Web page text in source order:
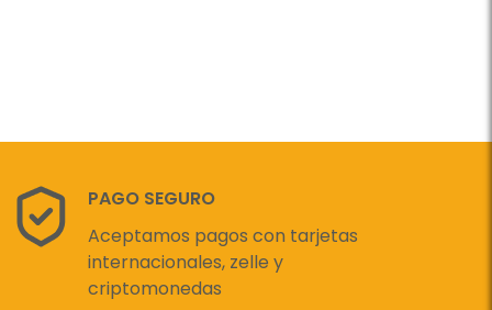
PAGO SEGURO
Aceptamos pagos con tarjetas
internacionales, zelle y
criptomonedas